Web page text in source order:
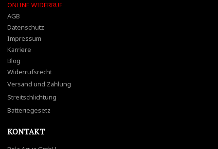
ONLINE WIDERRUF
AGB
Datenschutz
Impressum
Karriere
Blog
Widerrufsrecht
Versand und Zahlung
Streitschlichtung
Batteriegesetz
KONTAKT